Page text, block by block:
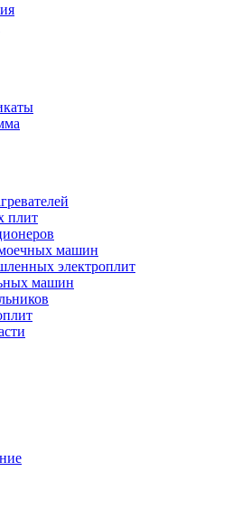
плит
машин
электроплит
машин